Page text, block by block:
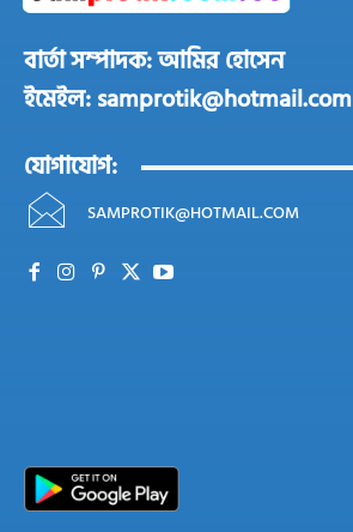
বার্তা সম্পাদক: আমির হোসেন
ইমেইল: samprotik@hotmail.com
যোগাযোগ:
SAMPROTIK@HOTMAIL.COM